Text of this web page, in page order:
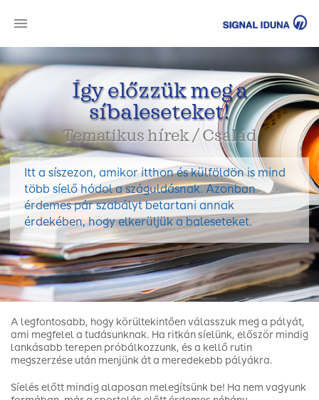
Így előzzük meg a
síbaleseteket!
Tematikus hírek / Család
Itt a síszezon, amikor itthon és külföldön is mind
több síelő hódol a száguldásnak. Azonban
érdemes pár szabályt betartani annak
érdekében, hogy elkerüljük a baleseteket.
A legfontosabb, hogy körültekintően válasszuk meg a pályát,
ami megfelel a tudásunknak. Ha ritkán síelünk, először mindig
lankásabb terepen próbálkozzunk, és a kellő rutin
megszerzése után menjünk át a meredekebb pályákra.
Síelés előtt mindig alaposan melegítsünk be! Ha nem vagyunk